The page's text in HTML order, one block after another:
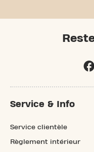
Service & Info
Service clientèle
Règlement intérieur